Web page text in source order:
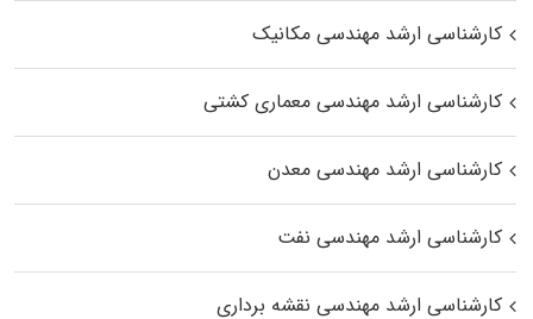
کارشناسی ارشد مهندسی مکانیک
کارشناسی ارشد مهندسی معماری کشتی
کارشناسی ارشد مهندسی معدن
کارشناسی ارشد مهندسی نفت
کارشناسی ارشد مهندسی نقشه برداری